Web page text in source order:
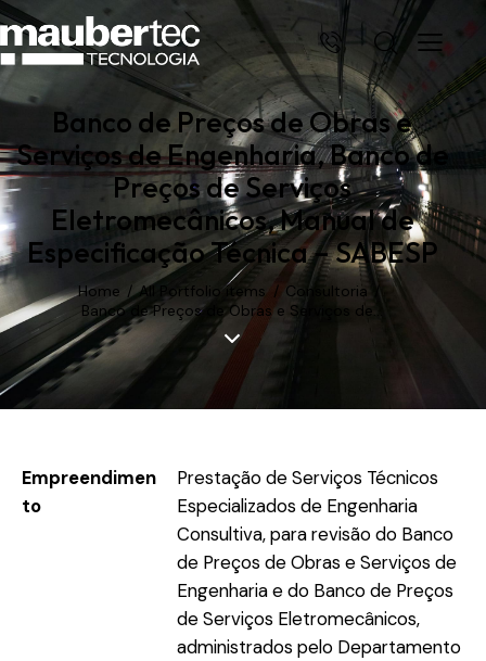
Banco de Preços de Obras e
Serviços de Engenharia, Banco de
Preços de Serviços
Eletromecânicos, Manual de
Especificação Técnica – SABESP
Home All Portfolio items
Consultoria
Banco de Preços de Obras e Serviços de...
Empreendimen
to
Prestação de Serviços Técnicos
Especializados de Engenharia
Consultiva, para revisão do Banco
de Preços de Obras e Serviços de
Engenharia e do Banco de Preços
de Serviços Eletromecânicos,
administrados pelo Departamento